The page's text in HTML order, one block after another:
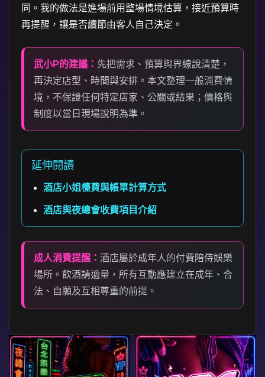
同。我的做法是進場前用整場情境估算，接近預算時
再提醒，讓是否續節由客人自己決定。
武小P的建議： 先把需求、預算與界線說清楚，
再決定店型、時間與安排。本文整理一般消費情
境，不保證任何特定店家、公關或結果；價格與
制度以當日現場說明為準。
延伸閱讀
酒店小姐檯費與帳單計算方式
酒店與夜總會收費項目介紹
成人消費提醒： 酒店屬於成年人的付費陪侍娛樂
場所。飲酒請適量，所有互動應建立在成年、合
法、自願及互相尊重的前提。